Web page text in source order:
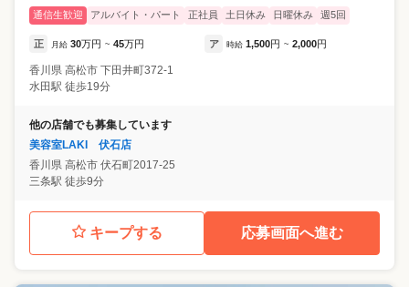
通信生歓迎 アルバイト・パート 正社員 土日休み 日曜休み 週5回
正 月給 30万円 ~ 45万円 ア 時給 1,500円 ~ 2,000円
香川県 高松市 下田井町372-1
水田駅 徒歩19分
他の店舗でも募集しています
美容室LAKI 伏石店
香川県 高松市 伏石町2017-25
三条駅 徒歩9分
キープする 応募画面へ進む